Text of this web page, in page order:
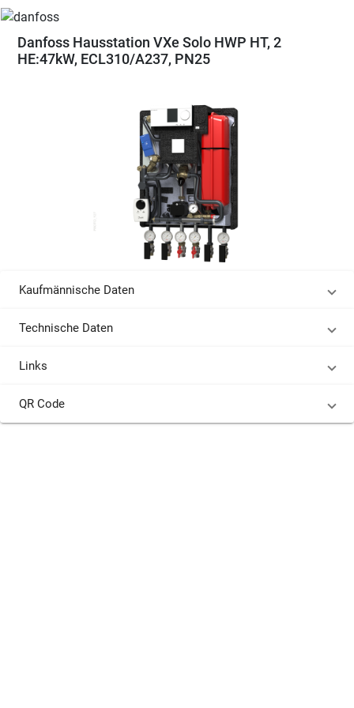
Danfoss Hausstation VXe Solo HWP HT, 2
HE:47kW, ECL310/A237, PN25
Kaufmännische Daten
Technische Daten
Links
QR Code